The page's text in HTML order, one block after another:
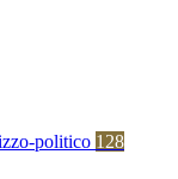
politico 128